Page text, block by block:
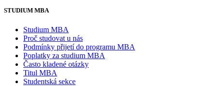
STUDIUM MBA
Studium MBA
Proč studovat u nás
Podmínky přijetí do programu MBA
Poplatky za studium MBA
Často kladené otázky
Titul MBA
Studentská sekce